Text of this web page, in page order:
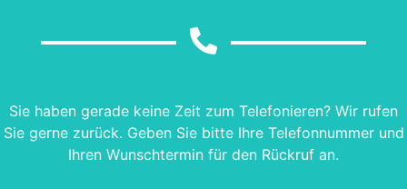
Sie haben gerade keine Zeit zum Telefonieren? Wir rufen
Sie gerne zurück. Geben Sie bitte Ihre Telefonnummer und
Ihren Wunschtermin für den Rückruf an.